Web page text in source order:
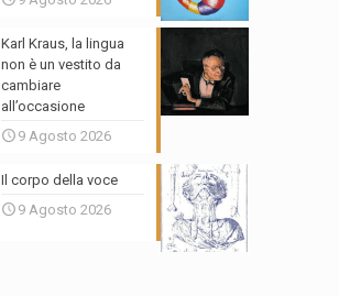
Karl Kraus, la lingua
non è un vestito da
cambiare
all’occasione
9 Agosto 2026
Il corpo della voce
9 Agosto 2026